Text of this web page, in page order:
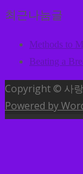
최근나눔글
Methods to
Beating a
Copyright © 사
Powered by
MENU